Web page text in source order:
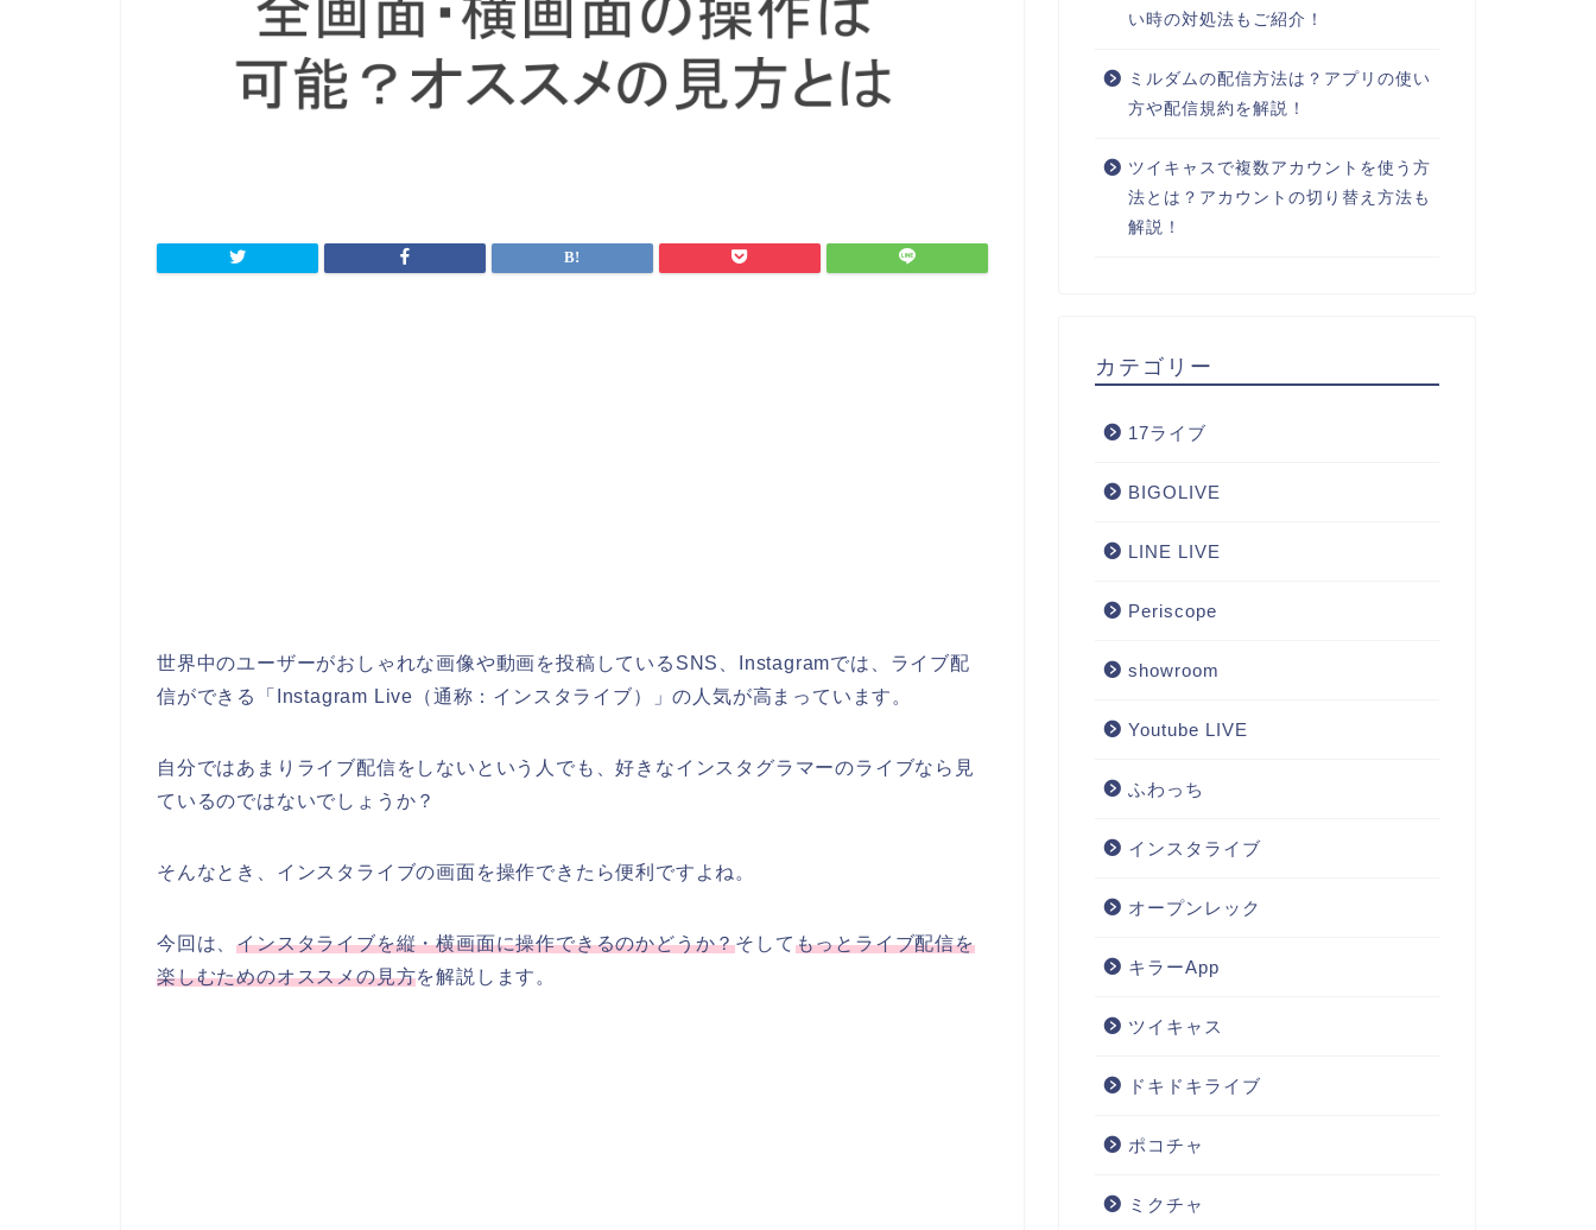
世界中のユーザーがおしゃれな画像や動画を投稿しているSNS、Instagramでは、ライブ配
信ができる「Instagram Live（通称：インスタライブ）」の人気が高まっています。
自分ではあまりライブ配信をしないという人でも、好きなインスタグラマーのライブなら見
ているのではないでしょうか？
そんなとき、インスタライブの画面を操作できたら便利ですよね。
今回は、インスタライブを縦・横画面に操作できるのかどうか？そしてもっとライブ配信を
楽しむためのオススメの見方を解説します。
い時の対処法もご紹介！
ミルダムの配信方法は？アプリの使い
方や配信規約を解説！
ツイキャスで複数アカウントを使う方
法とは？アカウントの切り替え方法も
解説！
カテゴリー
17ライブ
BIGOLIVE
LINE LIVE
Periscope
showroom
Youtube LIVE
ふわっち
インスタライブ
オープンレック
キラーApp
ツイキャス
ドキドキライブ
ポコチャ
ミクチャ